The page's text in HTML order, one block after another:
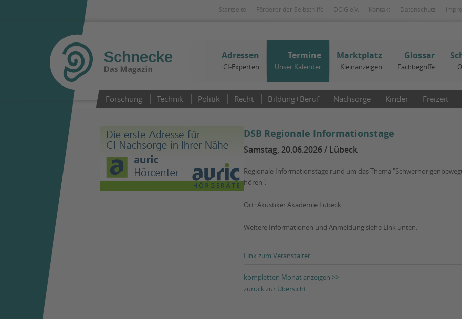
Startseite Förderer der Selbsthilfe DCIG e.V. Kontakt Datenschutz
Adressen
CI-Experten
Termine
Unser Kalender
Marktplatz
Kleinanzeigen
Glossar
Fachbegriffe
Forschung Technik Politik Recht Bildung+Beruf Nachsorge Kinder Freizeit
DSB Regionale Informationstage
Samstag, 20.06.2026 / Lübeck
Regionale Informationstage rund um das Thema
hören".
Ort: Akustiker Akademie Lübeck
Weitere Informationen und Anmeldung siehe Link unten.
Link zum Veranstalter
kompletten Monat anzeigen >>
zurück zur Übersicht